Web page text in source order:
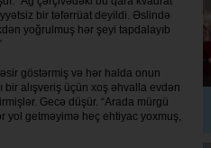
bir təfərrüat deyildi. Əslində
yoğrulmuş hər şeyi tapdalayıb
göstərmiş və hər hal­da onun
bir alışveriş üçün xoş əhvalla evdən
Gecə düşür. “Arada mürgü
yol getməyimə heç ehtiyac yox­muş,